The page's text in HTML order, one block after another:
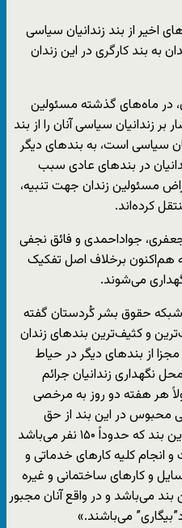
اخیر از بند زندانیان سیاسی
به بند کارگری در این زندان
در ماه‌های گذشته مسئولین
زندانیان سیاسی آنان را از بند
سیاسی است، به بندهای دیگر
در بندهای عادی سبب
مسئولین زندان جهت تنبیه،
کرده‌اند.
جعفری، جواداحمدی و فائق نجفی
هم‌اکنون برخلاف اصل تفکیک
می‌شوند.
حقوق بشر کُردستان گفته
و کثیف‌ترین بندهای زندان
از بندهای دیگر در حیاط
نگهداری زندانیان جرائم
هر هفته دو روز به مرخصی
محبوس در این بند از حق
مرخصی محروم می‌باشند. ظرفیت این بند که حدوداً ۱۵۰ نفر می‌باشد
و انجام کلیه کارهای خدماتی و
و کارهای ساختمانی و غیرە
بند می‌باشد و در واقع آنان مجبور
می‌باشند.»